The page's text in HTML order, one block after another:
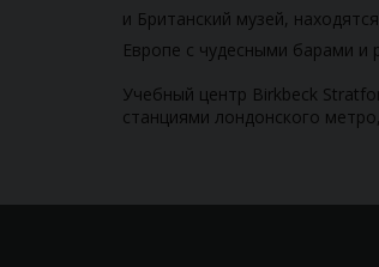
и Британский музей,
Европе с чудесными барами
Учебный центр Birkbeck
станциями лондонского